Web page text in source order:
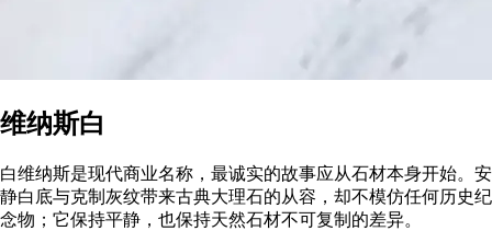
维纳斯白
白维纳斯是现代商业名称，最诚实的故事应从石材本身开始。安
静白底与克制灰纹带来古典大理石的从容，却不模仿任何历史纪
念物；它保持平静，也保持天然石材不可复制的差异。